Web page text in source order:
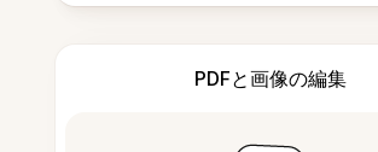
PDFと画像の編集